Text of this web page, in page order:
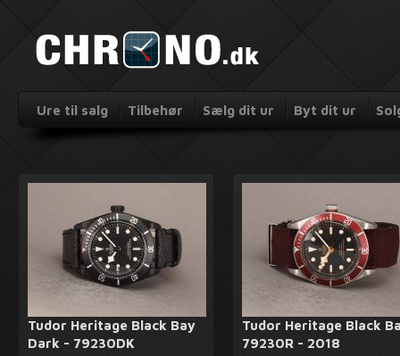
Ure til salg Tilbehør Sælg dit ur Byt dit ur
Tudor Heritage Black Bay
Dark - 79230DK
Tudor Heritage Black
79230R - 2018